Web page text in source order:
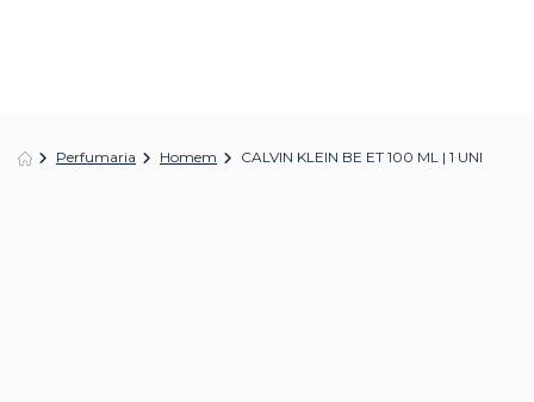
Perfumaria Homem CALVIN KLEIN BE ET 100 ML | 1 UNI